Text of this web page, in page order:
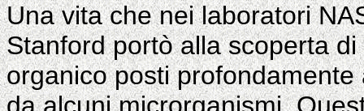
Una vita che nei laboratori
Stanford portò alla scoperta
organico posti